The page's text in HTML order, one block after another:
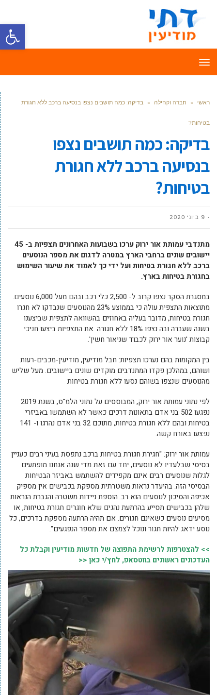
פתח
תפריט
ראשי » חברה וקהילה » בדיקה: כמה תושבים נצפו בנסיעה ברכב ללא חגורת
בטיחות?
בדיקה: כמה תושבים נצפו
בנסיעה ברכב ללא חגורת
בטיחות?
9 ביוני 2020
מתנדבי עמותת אור ירוק ערכו בשבועות האחרונים תצפיות ב- 45
יישובים שונים ברחבי הארץ במטרה לדגום את מספר הנוסעים
ברכב ללא חגורת בטיחות ועל ידי כך לאמוד את שיעור השימוש
בחגורת בטיחות בארץ.
במסגרת הסקר נצפו קרוב ל- 2,500 כלי רכב ובהם מעל 6,000 נוסעים.
מתוצאות התצפית עולה כי בממוצע 23% מהנוסעים שנבדקו לא חגרו
חגורת בטיחות, מדובר בעליה באחוזים בהשוואה לתצפית שביצענו
בשנה שעברה ובה נצפו 18% ללא חגורה. את התצפיות ביצעו חניכי
קבוצות 'נוער אור ירוק לכבוד שניאור חשין'.
בין המקומות בהם נערכו תצפיות: חבל מודיעין, מודיעין-מכבים-רעות
ושוהם, במהלכן פקדו המתנדבים מוקדים שונים ביישובים. מעל שליש
מהנוסעים שנצפו בשוהם נסעו ללא חגורת בטיחות
לפי נתוני עמותת אור ירוק, המבוססים על נתוני הלמ"ס, בשנת 2019
נפגעו 502 בני אדם בתאונות דרכים כאשר לא השתמשו באביזרי
בטיחות ובהם ללא חגורת בטיחות, מתוכם 32 בני אדם נהרגו ו- 141
נפצעו באורח קשה.
עמותת אור ירוק: "חגירת חגורת בטיחות ברכב נתפסת בעיני רבים כעניין
בסיסי שבלעדיו לא נוסעים, יחד עם זאת מדי שנה אנחנו מופתעים
לגלות שנוסעים רבים אינם מקפידים להשתמש באביזר הבטיחות
הבסיסי הזה. בהיעדר נראות משטרתית מספקת בכבישים אין מספיק
אכיפה והסיכון לנוסעים הוא רב. הוספת ניידות משטרה והגברת הנראות
שלהן בכבישים תסייע בהרתעת נהגים שלא חוגרים חגורת בטיחות, או
מסיעים נוסעים כשאינם חגורים. אם תהיה הרתעה מספקת בדרכים, כל
נוסע ידאג להיות חגור ונוכל לצמצם את מספר הנפגעים".
>> להצטרפות לרשימת התפוצה של חדשות מודיעין וקבלת כל
העדכונים ראשונים בווטסאפ, לחץ/י כאן <<